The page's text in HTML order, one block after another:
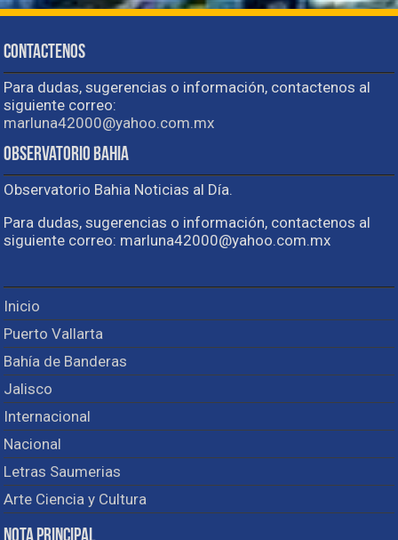
Contactenos
Para dudas, sugerencias o información, contactenos al
siguiente correo:
marluna42000@yahoo.com.mx
Observatorio Bahia
Observatorio Bahia Noticias al Día.
Para dudas, sugerencias o información, contactenos al
siguiente correo: marluna42000@yahoo.com.mx
Inicio
Puerto Vallarta
Bahía de Banderas
Jalisco
Internacional
Nacional
Letras Saumerias
Arte Ciencia y Cultura